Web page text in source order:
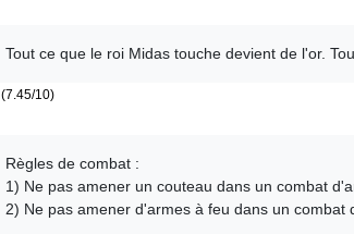
Tout ce que le roi Midas touche devient de l'or.
(7.45/10)
Règles de combat :
1) Ne pas amener un couteau dans un combat
2) Ne pas amener d'armes à feu dans un combat